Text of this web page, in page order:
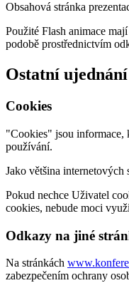
Obsahová stránka
Použité Flash animace
podobě prostřednictvím
Ostatní ujednání
Cookies
"Cookies" jsou informace,
používání.
Jako většina
Pokud nechce Uživatel
cookies, nebude moci
Odkazy na jiné
Na stránkách
zabezpečením ochrany